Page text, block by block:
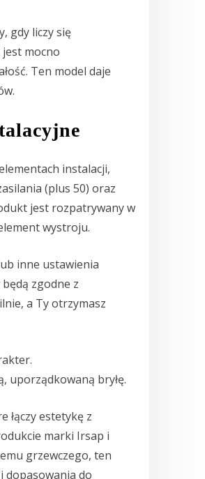
gdy liczy się
mocno
Ten model daje
instalacji,
(plus 50) oraz
jest rozpatrywany w
wystroju.
inne ustawienia
zgodne z
a Ty otrzymasz
uporządkowaną bryłę.
łączy estetykę z
marki Irsap i
grzewczego, ten
dopasowania do